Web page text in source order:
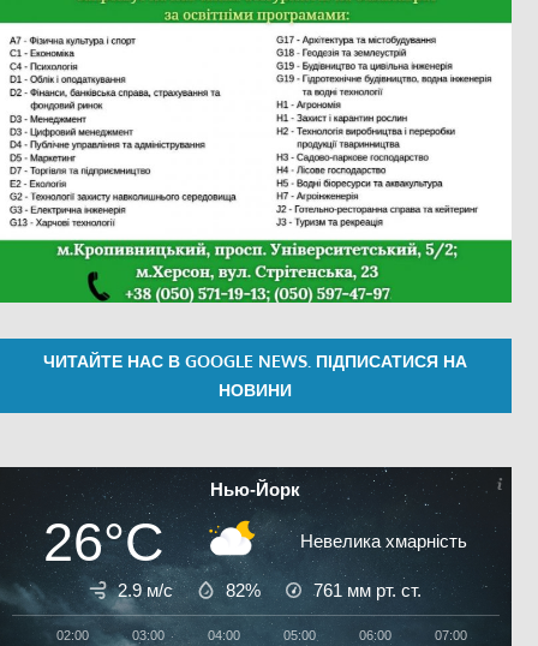
ЧИТАЙТЕ НАС В GOOGLE NEWS. ПІДПИСАТИСЯ НА
НОВИНИ
Нью-Йорк
26°C Невелика хмарність
2.9 м/с 82% 761 мм рт. ст.
02:00 03:00 04:00 05:00 06:00 07:00